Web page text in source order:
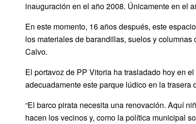
inauguración en el año 2008. Únicamente en el
En este momento, 16 años después, este
los materiales de barandillas, suelos y
Calvo.
El portavoz de PP Vitoria ha trasladado hoy en
adecuadamente este parque lúdico en la trasera
“El barco pirata necesita una renovación. Aquí
hacen los vecinos y, como la política municipal